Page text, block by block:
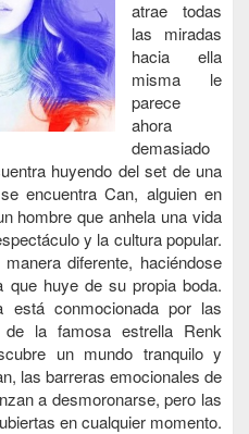
atrae todas
las miradas
hacia ella
misma le
parece
ahora
demasiado
huyendo del set de una
encuentra Can, alguien en
hombre que anhela una vida
y la cultura popular.
diferente, haciéndose
que huye de su propia boda.
está conmocionada por las
la famosa estrella Renk
un mundo tranquilo y
las barreras emocionales de
a desmoronarse, pero las
en cualquier momento.